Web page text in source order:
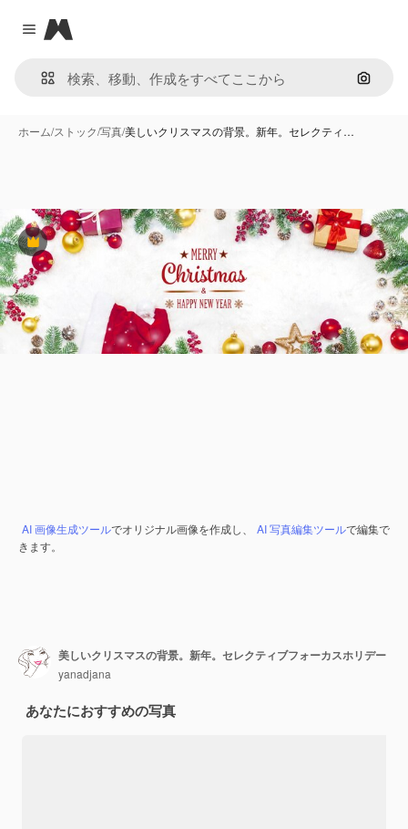
Close menu
Magnific
画像で
ホーム/ストック/写真/美しいクリスマスの背景。新年。セレクティ…
Premium
AI 画像生成ツールでオリジナル画像を作成し、 AI 写真編集ツールで編集で
きます。
美しいクリスマスの背景。新年。セレクティブフォーカスホリデー
yanadjana
あなたにおすすめの写真